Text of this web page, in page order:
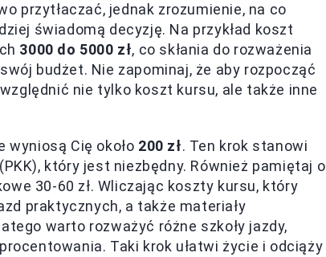
przytłaczać, jednak zrozumienie, na co
świadomą decyzję. Na przykład koszt
3000 do 5000 zł, co skłania do rozważenia
budżet. Nie zapominaj, że aby rozpocząć
nie tylko koszt kursu, ale także inne
Cię około 200 zł. Ten krok stanowi
który jest niezbędny. Również pamiętaj o
30-60 zł. Wliczając koszty kursu, który
praktycznych, a także materiały
warto rozważyć różne szkoły jazdy,
Taki krok ułatwi życie i odciąży